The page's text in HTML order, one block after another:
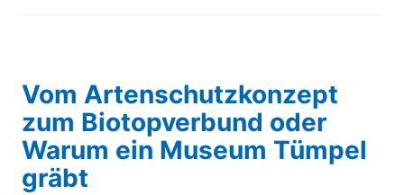
Vom Artenschutzkonzept
zum Biotopverbund oder
Warum ein Museum Tümpel
gräbt